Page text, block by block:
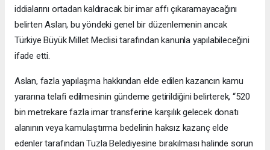
iddialarını ortadan kaldıracak bir imar affı çıkaramayacağını
belirten Aslan, bu yöndeki genel bir düzenlemenin ancak
Türkiye Büyük Millet Meclisi tarafından kanunla yapılabileceğini
ifade etti.
Aslan, fazla yapılaşma hakkından elde edilen kazancın kamu
yararına telafi edilmesinin gündeme getirildiğini belirterek, “520
bin metrekare fazla imar transferine karşılık gelecek donatı
alanının veya kamulaştırma bedelinin haksız kazanç elde
edenler tarafından Tuzla Belediyesine bırakılması halinde sorun